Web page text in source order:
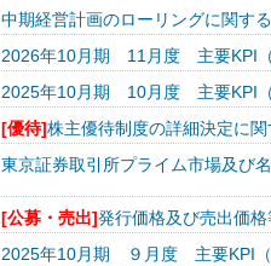
中期経営計画のローリングに関す
2026年10月期 11月度 主要KPI（
2025年10月期 10月度 主要KPI（
[優待]株主優待制度の詳細決定に
東京証券取引所プライム市場及び
[公募・売出]発行価格及び売出価
2025年10月期 ９月度 主要KPI（